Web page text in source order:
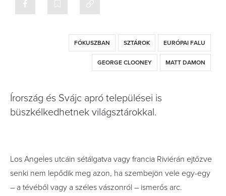
FÓKUSZBAN SZTÁROK EURÓPAI FALU
GEORGE CLOONEY MATT DAMON
Írország és Svájc apró települései is
büszkélkedhetnek világsztárokkal.
Los Angeles utcáin sétálgatva vagy francia Riviérán ejtőzve
senki nem lepődik meg azon, ha szembejön vele egy-egy
– a tévéből vagy a széles vászonról – ismerős arc.